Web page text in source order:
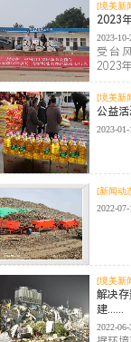
[境美新
2023
2023-10-
受台
2023
[境美新
公益活
2023-01-
[新闻动
2022-07-
[境美新
解决
建......
2022-06-